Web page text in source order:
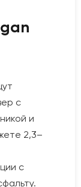
с
и
2,3–
с